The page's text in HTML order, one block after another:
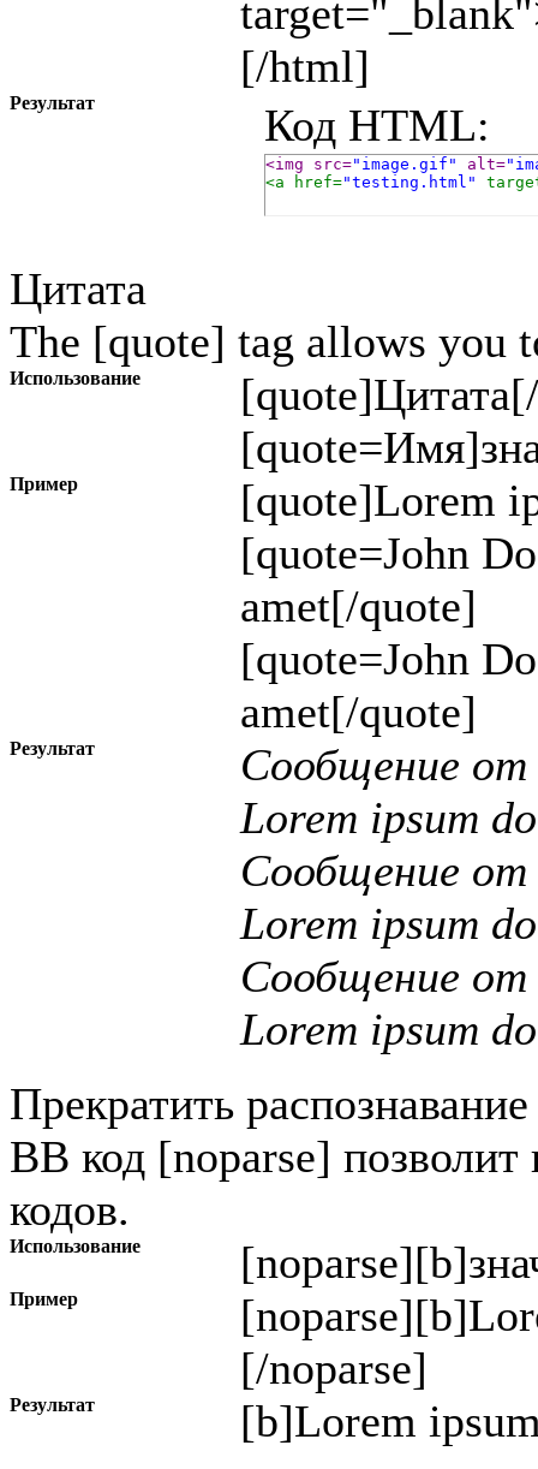
[/html]
Результат Код HTML:
<img src="image.gif" alt=
<a href="testing.html"
Цитата
The [quote] tag allows you
Использование [quote]Цитата
[quote=Имя]
Пример
[quote]Lorem
[quote=John
amet[/quote]
[quote=John
amet[/quote]
Результат
Сообщение от
Lorem ipsum
Сообщение от
Lorem ipsum
Сообщение от
Lorem ipsum
Прекратить
BB код [noparse]
кодов.
Использование [noparse]
Пример
[/noparse]
Результат
[b]Lorem